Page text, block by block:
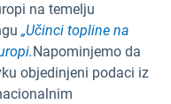
na temelju
„Učinci topline na
Napominjemo da
objedinjeni podaci iz